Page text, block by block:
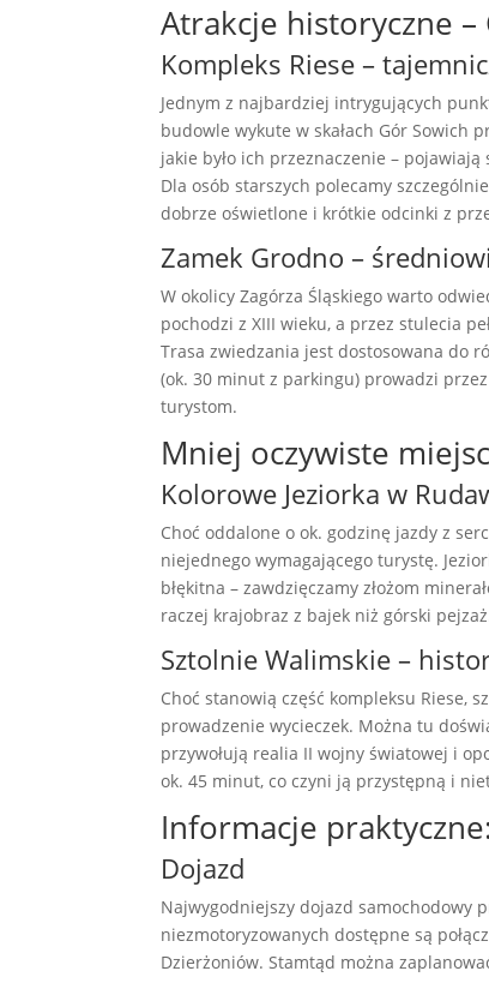
Atrakcje historyczne
Kompleks Riese –
Jednym z najbardziej intrygujących
budowle wykute w skałach Gór Sowich
jakie było ich przeznaczenie –
Dla osób starszych polecamy
dobrze oświetlone i krótkie odcinki z
Zamek Grodno –
W okolicy Zagórza Śląskiego warto
pochodzi z XIII wieku, a przez stulecia
Trasa zwiedzania jest dostosowana do
(ok. 30 minut z parkingu) prowadzi
turystom.
Mniej oczywiste
Kolorowe Jeziorka w
Choć oddalone o ok. godzinę jazdy z
niejednego wymagającego turystę.
błękitna – zawdzięczamy złożom
raczej krajobraz z bajek niż górski
Sztolnie Walimskie –
Choć stanowią część kompleksu Riese,
prowadzenie wycieczek. Można tu
przywołują realia II wojny światowej i
ok. 45 minut, co czyni ją przystępną i
Informacje
Dojazd
Najwygodniejszy dojazd samochodowy
niezmotoryzowanych dostępne są
Dzierżoniów. Stamtąd można